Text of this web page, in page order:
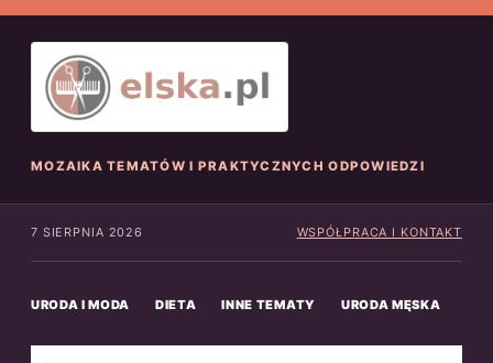
MOZAIKA TEMATÓW I PRAKTYCZNYCH ODPOWIEDZI
7 SIERPNIA 2026 WSPÓŁPRACA I KONTAKT
URODA I MODA DIETA INNE TEMATY URODA MĘSKA